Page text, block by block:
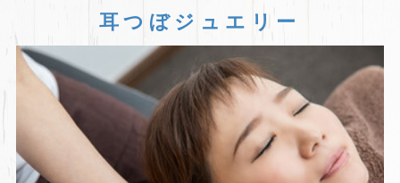
耳つぼジュエリー